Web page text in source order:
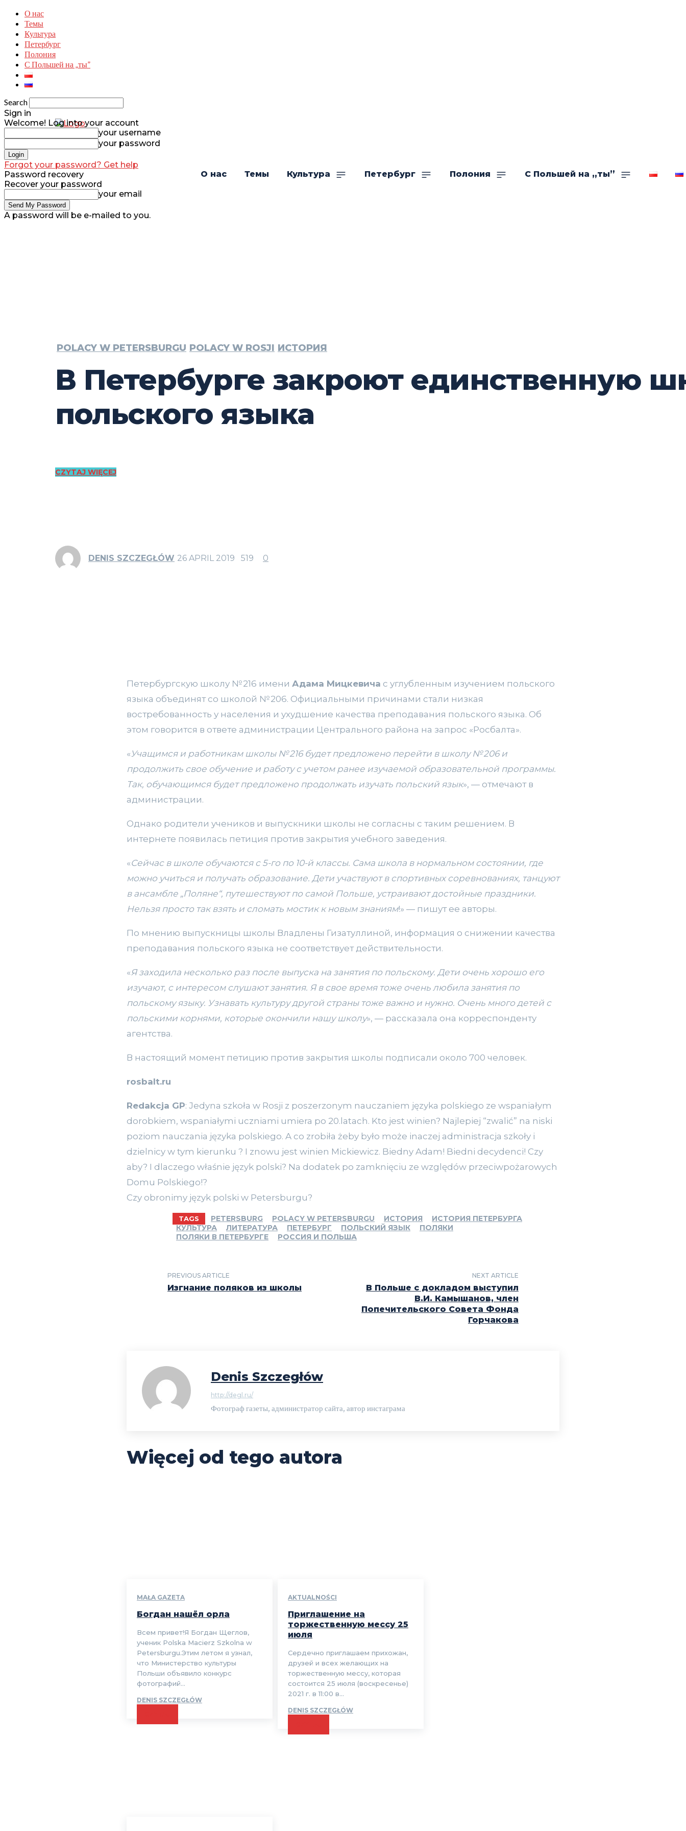
О нас
Темы
Культура
Петербург
Полония
С Польшей на „ты”
Search
О нас Темы Культура Петербург Полония С Польшей на „ты”
Sign in
Welcome! Log into your account
your username
your password
Forgot your password? Get help
Password recovery
Recover your password
your email
A password will be e-mailed to you.
POLACY W PETERSBURGU POLACY W ROSJI ИСТОРИЯ
В Петербурге закроют единственную
польского языка
CZYTAJ WIĘCEJ
DENIS SZCZEGŁÓW 26 APRIL 2019 519 0
Петербургскую школу № 216 имени Адама Мицкевича с углубленным изучением польского
языка объединят со школой № 206. Официальными причинами стали низкая
востребованность у населения и ухудшение качества преподавания польского языка. Об
этом говорится в ответе администрации Центрального района на запрос «Росбалта».
« Учащимся и работникам школы № 216 будет предложено перейти в школу № 206 и
продолжить свое обучение и работу с учетом ранее изучаемой образовательной программы.
Так, обучающимся будет предложено продолжать изучать польский язык», — отмечают в
администрации.
Однако родители учеников и выпускники школы не согласны с таким решением. В
интернете появилась петиция против закрытия учебного заведения.
«Сейчас в школе обучаются с 5-го по 10-й классы. Сама школа в нормальном состоянии, где
можно учиться и получать образование. Дети участвуют в спортивных соревнованиях, танцуют
в ансамбле „Поляне“, путешествуют по самой Польше, устраивают достойные праздники.
Нельзя просто так взять и сломать мостик к новым знаниям!» — пишут ее авторы.
По мнению выпускницы школы Владлены Гизатуллиной, информация о снижении качества
преподавания польского языка не соответствует действительности.
«Я заходила несколько раз после выпуска на занятия по польскому. Дети очень хорошо его
изучают, с интересом слушают занятия. Я в свое время тоже очень любила занятия по
польскому языку. Узнавать культуру другой страны тоже важно и нужно. Очень много детей с
польскими корнями, которые окончили нашу школу», — рассказала она корреспонденту
агентства.
В настоящий момент петицию против закрытия школы подписали около 700 человек.
rosbalt.ru
Redakcja GP: Jedyna szkoła w Rosji z poszerzonym nauczaniem języka polskiego ze wspaniałym
dorobkiem, wspaniałymi uczniami umiera po 20.latach. Kto jest winien? Najlepiej “zwalić” na niski
poziom nauczania języka polskiego. A co zrobiła żeby było może inaczej administracja szkoły i
dzielnicy w tym kierunku ? I znowu jest winien Mickiewicz. Biedny Adam! Biedni decydenci! Czy
aby? I dlaczego właśnie język polski? Na dodatek po zamknięciu ze względów przeciwpożarowych
Domu Polskiego!?
Czy obronimy język polski w Petersburgu?
TAGS PETERSBURG POLACY W PETERSBURGU ИСТОРИЯ
ИСТОРИЯ ПЕТЕРБУРГА
КУЛЬТУРА
ЛИТЕРАТУРА ПЕТЕРБУРГ ПОЛЬСКИЙ ЯЗЫК
ПОЛЯКИ
ПОЛЯКИ В ПЕТЕРБУРГЕ
РОССИЯ И ПОЛЬША
PREVIOUS ARTICLE
Изгнание поляков из школы
NEXT ARTICLE
В Польше с докладом выступил
В.И. Камышанов, член
Попечительского Совета Фонда
Горчакова
Denis Szczegłów
http://degl.ru/
Фотограф газеты, администратор сайта, автор инстаграма
Więcej od tego autora
MAŁA GAZETA
Богдан нашёл орла
Всем привет!Я Богдан Щеглов,
ученик Polska Macierz Szkolna w
Petersburgu.Этим летом я узнал,
что Министерство культуры
Польши объявило конкурс
фотографий...
DENIS SZCZEGŁÓW
AKTUALNOŚCI
Приглашение на
торжественную мессу 25
июля
Сердечно приглашаем прихожан,
друзей и всех желающих на
торжественную мессу, которая
состоится 25 июля (воскресенье)
2021 г. в 11:00 в...
DENIS SZCZEGŁÓW